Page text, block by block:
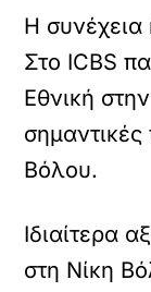
Η συνέχεια
Στο ICBS
Εθνική
Βόλου.
Ιδιαίτερα
στη Νίκη